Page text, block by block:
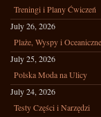
Treningi i Plany Ćwiczeń
July 26, 2026
Plaże, Wyspy i
July 25, 2026
Polska Moda na Ulicy
July 24, 2026
Testy Części i Narzędzi